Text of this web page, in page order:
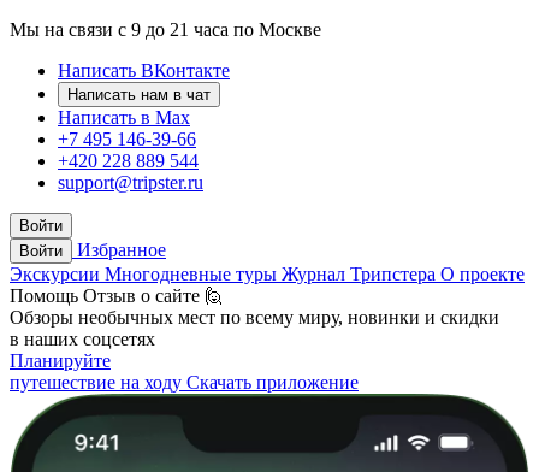
Мы на связи с 9 до 21 часа по Москве
Написать ВКонтакте
Написать нам в чат
Написать в Max
+7 495 146-39-66
+420 228 889 544
support@tripster.ru
Войти
Войти
Избранное
Экскурсии Многодневные туры Журнал Трипстера О проекте
Помощь Отзыв о сайте 🙋
Обзоры необычных мест по всему миру, новинки и скидки
в наших соцсетях
Планируйте
путешествие на ходу Скачать приложение